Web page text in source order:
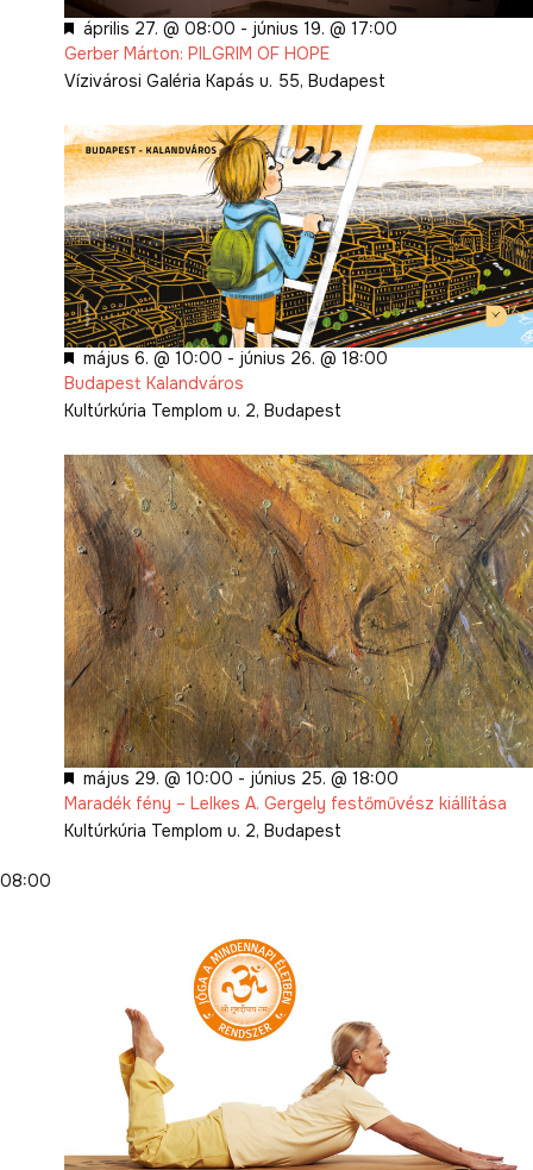
Kiemelt
április 27. @ 08:00 - június 19. @ 17:00
Gerber Márton: PILGRIM OF HOPE
Vízivárosi Galéria Kapás u. 55, Budapest
Kiemelt
május 6. @ 10:00 - június 26. @ 18:00
Budapest Kalandváros
Kultúrkúria Templom u. 2, Budapest
Kiemelt
május 29. @ 10:00 - június 25. @ 18:00
Maradék fény – Lelkes A. Gergely festőművész kiállítása
Kultúrkúria Templom u. 2, Budapest
08:00